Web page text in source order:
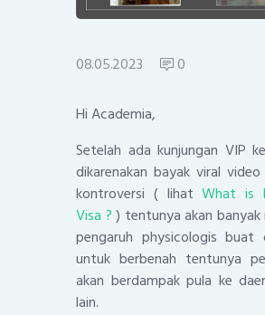
08.05.2023 0
Hi Academia,
Setelah ada kunjungan VIP
dikarenakan bayak viral
kontroversi ( lihatWhat is
Visa ?) tentunya akan
pengaruh physicologis buat
untuk berbenah tentunya
akan berdampak pula ke
lain.